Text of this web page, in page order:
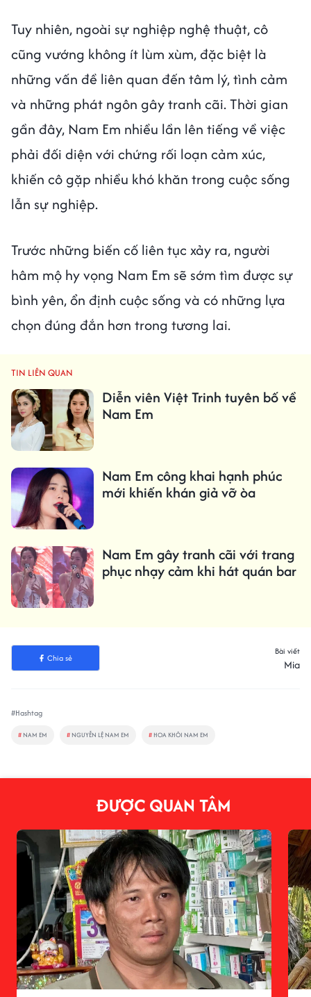
Tuy nhiên, ngoài sự nghiệp nghệ thuật, cô
cũng vướng không ít lùm xùm, đặc biệt là
những vấn đề liên quan đến tâm lý, tình cảm
và những phát ngôn gây tranh cãi. Thời gian
gần đây, Nam Em nhiều lần lên tiếng về việc
phải đối diện với chứng rối loạn cảm xúc,
khiến cô gặp nhiều khó khăn trong cuộc sống
lẫn sự nghiệp.
Trước những biến cố liên tục xảy ra, người
hâm mộ hy vọng Nam Em sẽ sớm tìm được sự
bình yên, ổn định cuộc sống và có những lựa
chọn đúng đắn hơn trong tương lai.
TIN LIÊN QUAN
Diễn viên Việt Trinh tuyên bố về
Nam Em
Nam Em công khai hạnh phúc
mới khiến khán giả vỡ òa
Nam Em gây tranh cãi với trang
phục nhạy cảm khi hát quán bar
Chia sẻ
Bài viết
Mia
#Hashtag
# NAM EM # NGUYỄN LỆ NAM EM # HOA KHÔI NAM EM
ĐƯỢC QUAN TÂM